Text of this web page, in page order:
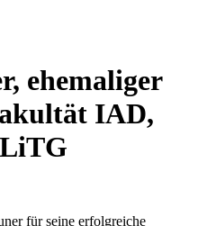
ehemaliger
IAD,
für seine erfolgreiche